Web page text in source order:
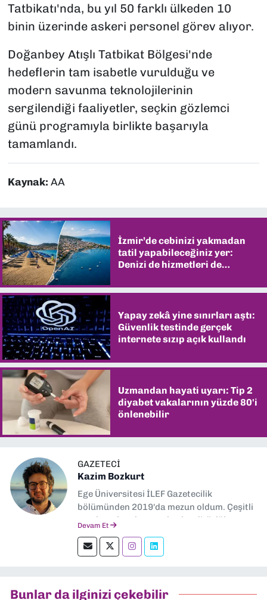
Tatbikatı'nda, bu yıl 50 farklı ülkeden 10
binin üzerinde askeri personel görev alıyor.
Doğanbey Atışlı Tatbikat Bölgesi'nde
hedeflerin tam isabetle vurulduğu ve
modern savunma teknolojilerinin
sergilendiği faaliyetler, seçkin gözlemci
günü programıyla birlikte başarıyla
tamamlandı.
Kaynak: AA
İzmir’de cebinizi yakmadan
tatil yapabileceğiniz yer:
Denizi de hizmetleri de
Yapay zekâ yine sınırları aştı:
Güvenlik testinde gerçek
internete sızıp açık kullandı
Uzmandan hayati uyarı: Tip 2
diyabet vakalarının yüzde 80'i
önlenebilir
GAZETECI
Kazim Bozkurt
Ege Üniversitesi İLEF Gazetecilik
bölümünden 2019'da mezun oldum. Çeşitli
yerel ve ulusal gazetelerde editörlük,
okumayı severim.
Devam Et
Bunlar da ilginizi çekebilir